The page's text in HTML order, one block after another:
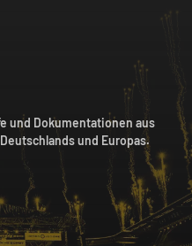
und Dokumentationen aus
und Europas.